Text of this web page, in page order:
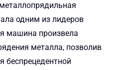
одним из лидеров
машина произвела
металла, позволив
беспрецедентной